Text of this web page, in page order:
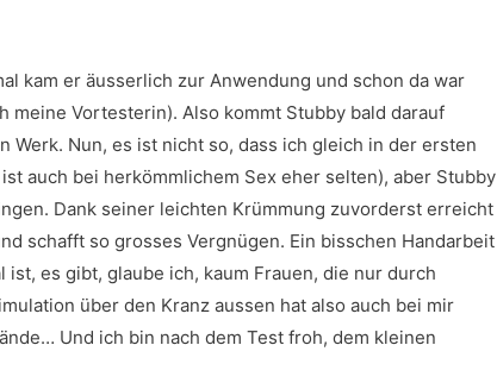
kam er äusserlich zur Anwendung und schon da war
meine Vortesterin). Also kommt Stubby bald darauf
Nun, es ist nicht so, dass ich gleich in der ersten
auch bei herkömmlichem Sex eher selten), aber Stubby
Dank seiner leichten Krümmung zuvorderst erreicht
schafft so grosses Vergnügen. Ein bisschen Handarbeit
es gibt, glaube ich, kaum Frauen, die nur durch
über den Kranz aussen hat also auch bei mir
Und ich bin nach dem Test froh, dem kleinen